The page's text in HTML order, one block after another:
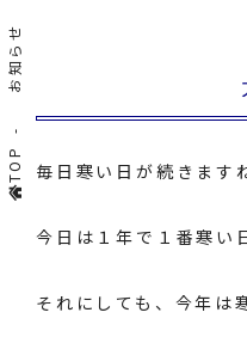
TOP
お知らせ
毎日寒い日が続きます
今日は１年で１番寒い
それにしても、今年は